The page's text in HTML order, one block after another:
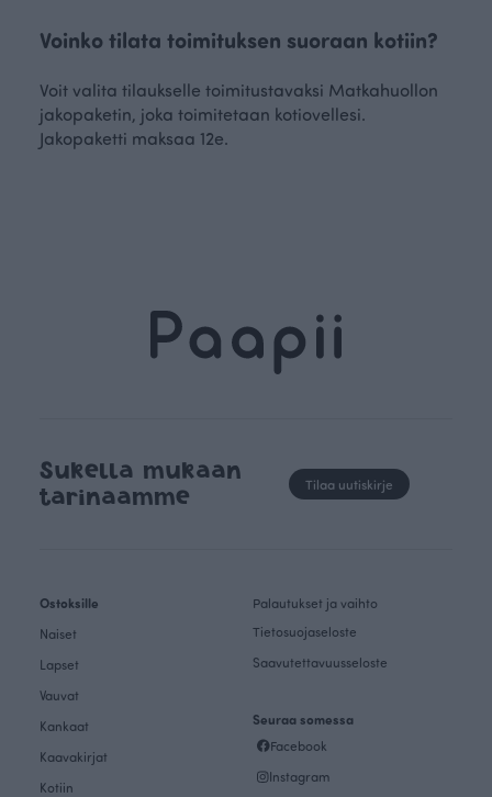
Voinko tilata toimituksen suoraan kotiin?
Voit valita tilaukselle toimitustavaksi Matkahuollon
jakopaketin, joka toimitetaan kotiovellesi.
Jakopaketti maksaa 12e.
Sukella mukaan
tarinaamme
Tilaa uutiskirje
Ostoksille
Naiset
Lapset
Vauvat
Kankaat
Kaavakirjat
Kotiin
Palautukset ja vaihto
Tietosuojaseloste
Saavutettavuusseloste
Seuraa somessa
Facebook
Instagram